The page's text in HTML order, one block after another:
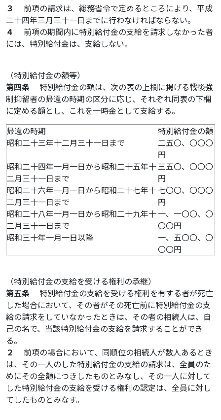
３
前項の請求は、総務省令で定めるところにより、平成
二十四年三月三十一日までに行わなければならない。
４
前項の期間内に特別給付金の支給を請求しなかった者
には、特別給付金は、支給しない。
（特別給付金の額等）
第四条
特別給付金の額は、次の表の上欄に掲げる戦後強
制抑留者の帰還の時期の区分に応じ、それぞれ同表の下欄
に定める額とし、これを一時金として支給する。
帰還の時期
特別給付金の額
昭和二十三年十二月三十一日まで
二五〇、〇〇〇
円
昭和二十四年一月一日から昭和二十五年十
二月三十一日まで
三五〇、〇〇〇
円
昭和二十六年一月一日から昭和二十七年十
二月三十一日まで
七〇〇、〇〇〇
円
昭和二十八年一月一日から昭和二十九年十
二月三十一日まで
一、一〇〇、〇
〇〇円
昭和三十年一月一日以降
一、五〇〇、〇
〇〇円
（特別給付金の支給を受ける権利の承継）
第五条
特別給付金の支給を受ける権利を有する者が死亡
した場合において、その者がその死亡前に特別給付金の支
給の請求をしていなかったときは、その者の相続人は、自
己の名で、当該特別給付金の支給を請求することができ
る。
２
前項の場合において、同順位の相続人が数人あるとき
は、その一人のした特別給付金の支給の請求は、全員のた
めにその全額につきしたものとみなし、その一人に対して
した特別給付金の支給を受ける権利の認定は、全員に対し
てしたものとみなす。